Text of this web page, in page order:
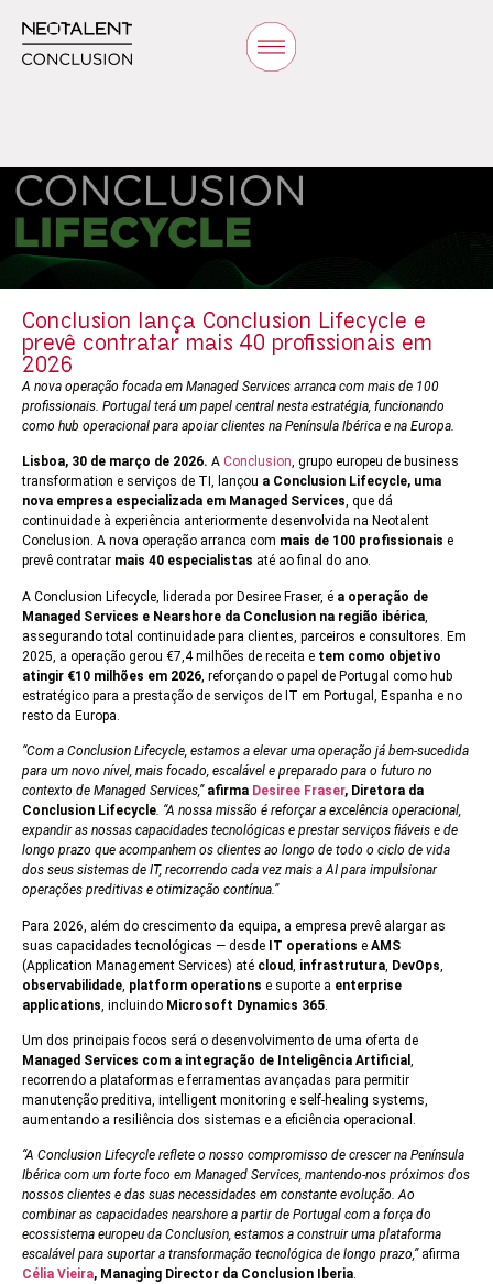
Conclusion lança Conclusion Lifecycle e
prevê contratar mais 40 profissionais em
2026
A nova operação focada em Managed Services arranca com mais de 100
profissionais. Portugal terá um papel central nesta estratégia, funcionando
como hub operacional para apoiar clientes na Península Ibérica e na Europa.
Lisboa, 30 de março de 2026. A Conclusion, grupo europeu de business
transformation e serviços de TI, lançou a Conclusion Lifecycle, uma
nova empresa especializada em Managed Services, que dá
continuidade à experiência anteriormente desenvolvida na Neotalent
Conclusion. A nova operação arranca com mais de 100 profissionais e
prevê contratar mais 40 especialistas até ao final do ano.
A Conclusion Lifecycle, liderada por Desiree Fraser, é a operação de
Managed Services e Nearshore da Conclusion na região ibérica
assegurando total continuidade para clientes, parceiros e consultores. Em
2025, a operação gerou €7,4 milhões de receita e tem como objetivo
atingir €10 milhões em 2026 , reforçando o papel de Portugal como hub
estratégico para a prestação de serviços de IT em Portugal, Espanha e no
resto da Europa.
“Com a Conclusion Lifecycle, estamos a elevar uma operação já bem-sucedida
para um novo nível, mais focado, escalável e preparado para o futuro no
contexto de Managed Services,” afirma Desiree Fraser, Diretora da
Conclusion Lifecycle. “A nossa missão é reforçar a excelência operacional,
expandir as nossas capacidades tecnológicas e prestar serviços fiáveis e de
longo prazo que acompanhem os clientes ao longo de todo o ciclo de vida
dos seus sistemas de IT, recorrendo cada vez mais a AI para impulsionar
operações preditivas e otimização contínua.”
Para 2026, além do crescimento da equipa, a empresa prevê alargar as
suas capacidades tecnológicas — desde IT operations e AMS
(Application Management Services) até cloud infrastrutura DevOps
observabilidade platform operations e suporte a enterprise
applications , incluindo Microsoft Dynamics 365
Um dos principais focos será o desenvolvimento de uma oferta de
Managed Services com a integração de Inteligência Artificial ,
recorrendo a plataformas e ferramentas avançadas para permitir
manutenção preditiva, intelligent monitoring e self-healing systems,
aumentando a resiliência dos sistemas e a eficiência operacional.
“A Conclusion Lifecycle reflete o nosso compromisso de crescer na Península
Ibérica com um forte foco em Managed Services, mantendo-nos próximos dos
nossos clientes e das suas necessidades em constante evolução. Ao
combinar as capacidades nearshore a partir de Portugal com a força do
ecossistema europeu da Conclusion, estamos a construir uma plataforma
escalável para suportar a transformação tecnológica de longo prazo,” afirma
Célia Vieira, Managing Director da Conclusion Iberia.